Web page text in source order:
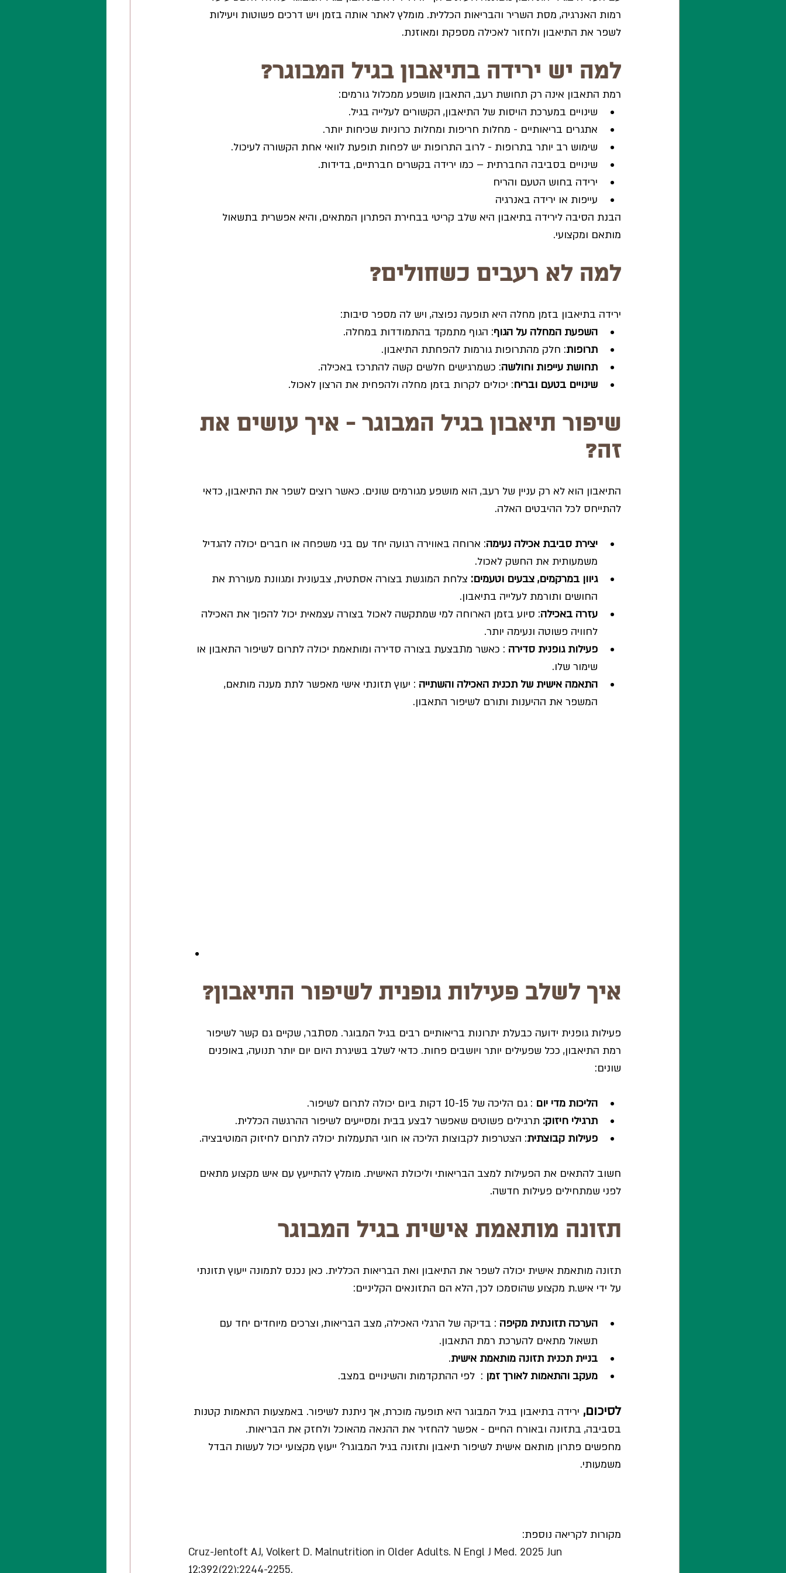
רמות האנרגיה, מסת השריר והבריאות הכללית. מומלץ לאתר אותה בזמן ויש דרכים פשוטות ויעילות
לשפר את התיאבון ולחזור לאכילה מספקת ומאוזנת.
למה יש ירידה בתיאבון בגיל המבוגר?
רמת התאבון אינה רק תחושת רעב, התאבון מושפע ממכלול גורמים:
שינויים במערכת הויסות של התיאבון, הקשורים לעלייה בגיל.
אתגרים בריאותיים - מחלות חריפות ומחלות כרוניות שכיחות יותר.
שימוש רב יותר בתרופות - לרוב התרופות יש לפחות תופעת לוואי אחת הקשורה לעיכול.
שינויים בסביבה החברתית – כמו ירידה בקשרים חברתיים, בדידות.
ירידה בחוש הטעם והריח
עייפות או ירידה באנרגיה
הבנת הסיבה לירידה בתיאבון היא שלב קריטי בבחירת הפתרון המתאים, והיא אפשרית בתשאול
מותאם ומקצועי.
למה לא רעבים כשחולים?
ירידה בתיאבון בזמן מחלה היא תופעה נפוצה, ויש לה מספר סיבות:
השפעת המחלה על הגוף: הגוף מתמקד בהתמודדות במחלה.
תרופות: חלק מהתרופות גורמות להפחתת התיאבון.
תחושת עייפות וחולשה: כשמרגישים חלשים קשה להתרכז באכילה.
שינויים בטעם ובריח: יכולים לקרות בזמן מחלה ולהפחית את הרצון לאכול.
שיפור תיאבון בגיל המבוגר - איך עושים את
זה?
התיאבון הוא לא רק עניין של רעב, הוא מושפע מגורמים שונים. כאשר רוצים לשפר את התיאבון, כדאי
להתייחס לכל ההיבטים האלה.
יצירת סביבת אכילה נעימה: ארוחה באווירה רגועה יחד עם בני משפחה או חברים יכולה להגדיל
משמעותית את החשק לאכול.
גיוון במרקמים, צבעים וטעמים: צלחת המוגשת בצורה אסתטית, צבעונית ומגוונת מעוררת את
החושים ותורמת לעלייה בתיאבון.
עזרה באכילה: סיוע בזמן הארוחה למי שמתקשה לאכול בצורה עצמאית יכול להפוך את האכילה
לחוויה פשוטה ונעימה יותר.
פעילות גופנית סדירה : כאשר מתבצעת בצורה סדירה ומותאמת יכולה לתרום לשיפור התאבון או
שימור שלו.
התאמה אישית של תכנית האכילה והשתייה : יעוץ תזונתי אישי מאפשר לתת מענה מותאם,
המשפר את ההיענות ותורם לשיפור התאבון.
איך לשלב פעילות גופנית לשיפור התיאבון?
פעילות גופנית ידועה כבעלת יתרונות בריאותיים רבים בגיל המבוגר. מסתבר, שקיים גם קשר לשיפור
רמת התיאבון, ככל שפעילים יותר ויושבים פחות. כדאי לשלב בשיגרת היום יום יותר תנועה, באופנים
שונים:
הליכות מדי יום : גם הליכה של 10-15 דקות ביום יכולה לתרום לשיפור.
תרגילי חיזוק: תרגילים פשוטים שאפשר לבצע בבית ומסייעים לשיפור ההרגשה הכללית.
פעילות קבוצתית: הצטרפות לקבוצות הליכה או חוגי התעמלות יכולה לתרום לחיזוק המוטיבציה.
חשוב להתאים את הפעילות למצב הבריאותי וליכולת האישית. מומלץ להתייעץ עם איש מקצוע מתאים
לפני שמתחילים פעילות חדשה.
תזונה מותאמת אישית בגיל המבוגר
תזונה מותאמת אישית יכולה לשפר את התיאבון ואת הבריאות הכללית. כאן נכנס לתמונה ייעוץ תזונתי
על ידי איש.ת מקצוע שהוסמכו לכך, הלא הם התזונאים הקליניים:
הערכה תזונתית מקיפה : בדיקה של הרגלי האכילה, מצב הבריאות, וצרכים מיוחדים יחד עם
תשאול מתאים להערכת רמת התאבון.
בניית תכנית תזונה מותאמת אישית.
מעקב והתאמות לאורך זמן :  לפי ההתקדמות והשינויים במצב.
לסיכום, ירידה בתיאבון בגיל המבוגר היא תופעה מוכרת, אך ניתנת לשיפור. באמצעות התאמות קטנות
בסביבה, בתזונה ובאורח החיים - אפשר להחזיר את ההנאה מהאוכל ולחזק את הבריאות.
מחפשים פתרון מותאם אישית לשיפור תיאבון ותזונה בגיל המבוגר? ייעוץ מקצועי יכול לעשות הבדל
משמעותי.
מקורות לקריאה נוספת:
Cruz-Jentoft AJ, Volkert D. Malnutrition in Older Adults. N Engl J Med. 2025 Jun
12;392(22):2244-2255.